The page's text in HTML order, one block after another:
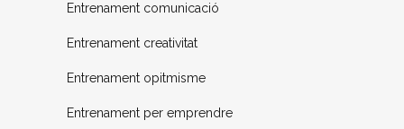
Entrenament comunicació
Entrenament creativitat
Entrenament opitmisme
Entrenament per emprendre